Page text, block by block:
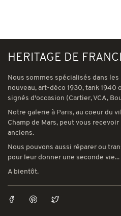
HERITAGE DE
Nous sommes spécialisés dans
nouveau, art-déco 1930, tank
signés d'occasion (Cartier, VCA,
Notre galerie à Paris, au coeur du
Champ de Mars, peut vous
anciens.
Nous pouvons aussi réparer ou
pour leur donner une seconde vie...
A bientôt.